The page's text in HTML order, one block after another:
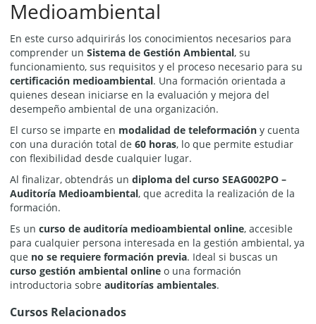
Medioambiental
En este curso adquirirás los conocimientos necesarios para
comprender unSistema de Gestión Ambiental, su
funcionamiento, sus requisitos y el proceso necesario para su
certificación medioambiental. Una formación orientada a
quienes desean iniciarse en la evaluación y mejora del
desempeño ambiental de una organización.
El curso se imparte en modalidad de teleformación y cuenta
con una duración total de60 horas, lo que permite estudiar
con flexibilidad desde cualquier lugar.
Al finalizar, obtendrás undiploma del curso SEAG002PO –
Auditoría Medioambiental, que acredita la realización de la
formación.
Es uncurso de auditoría medioambiental online, accesible
para cualquier persona interesada en la gestión ambiental, ya
que no se requiere formación previa. Ideal si buscas un
curso gestión ambiental online o una formación
introductoria sobreauditorías ambientales.
Cursos Relacionados